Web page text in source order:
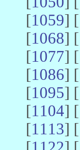
[1059] [
[1068] [
[1077] [
[1086] [
[1095] [
[1104] [
[1113] [